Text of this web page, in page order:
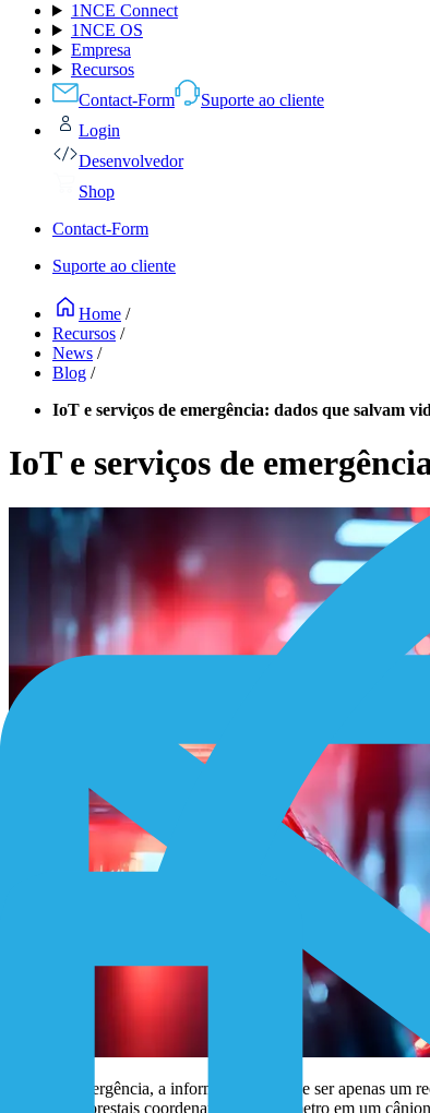
1NCE Connect
1NCE OS
Empresa
Recursos
Contact-Form
Suporte ao cliente
Login
Desenvolvedor
Shop
Contact-Form
Suporte ao cliente
Home /
Recursos /
News /
Blog /
IoT e serviços de emergência: dados que salvam
IoT e serviços de
Em uma emergência, a informação deixa de ser apenas um
incêndios florestais coordenando um perímetro em um